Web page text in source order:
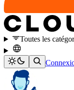
Toutes les